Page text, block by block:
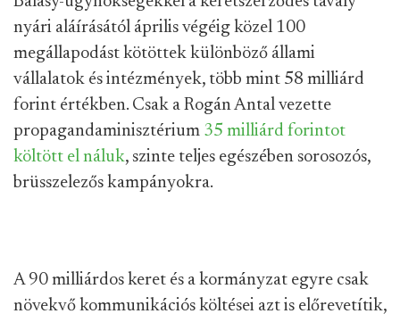
nyári aláírásától április végéig közel 100
megállapodást kötöttek különböző állami
vállalatok és intézmények, több mint 58 milliárd
forint értékben. Csak a Rogán Antal vezette
propagandaminisztérium 35 milliárd forintot
költött el náluk, szinte teljes egészében sorosozós,
brüsszelezős kampányokra.
A 90 milliárdos keret és a kormányzat egyre csak
növekvő kommunikációs költései azt is előrevetítik,